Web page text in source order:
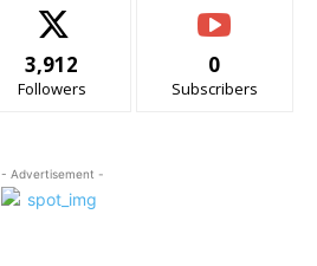
3,912
Followers
0
Subscribers
- Advertisement -